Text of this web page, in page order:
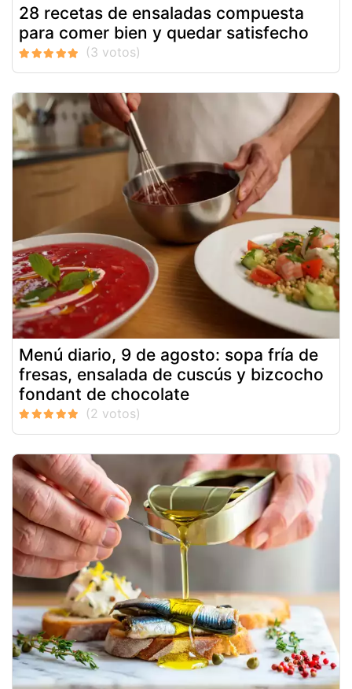
28 recetas de ensaladas compuesta
para comer bien y quedar satisfecho
Menú diario, 9 de agosto: sopa fría de
fresas, ensalada de cuscús y bizcocho
fondant de chocolate